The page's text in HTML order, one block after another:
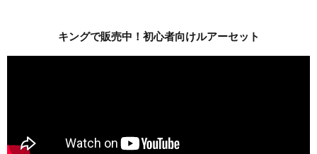
キングで販売中！初心者向けルアーセット